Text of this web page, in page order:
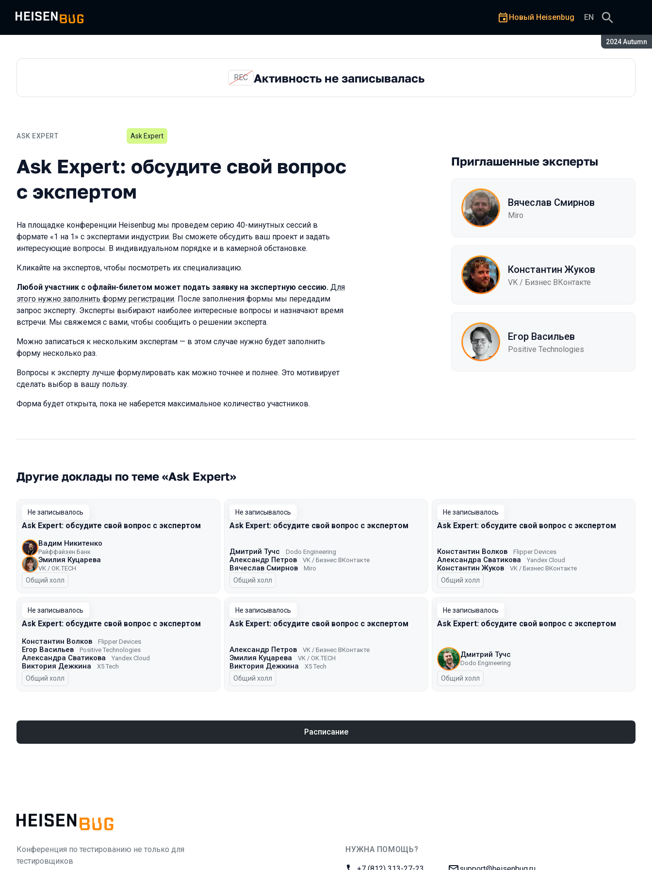
Сезон:
2024 Autumn
Новый Heisenbug EN
REC Активность не записывалась
ASK EXPERT
Ask Expert: обсудите свой вопрос с экспертом
Ask Expert
Ask Expert: обсудите свой вопрос
с экспертом
На площадке конференции Heisenbug мы проведем серию 40-минутных сессий в
формате «1 на 1» с экспертами индустрии. Вы сможете обсудить ваш проект и задать
интересующие вопросы. В индивидуальном порядке и в камерной обстановке.
Кликайте на экспертов, чтобы посмотреть их специализацию.
Любой участник с офлайн-билетом может подать заявку на экспертную сессию. Для
этого нужно заполнить форму регистрации. После заполнения формы мы передадим
запрос эксперту. Эксперты выбирают наиболее интересные вопросы и назначают время
встречи. Мы свяжемся с вами, чтобы сообщить о решении эксперта.
Можно записаться к нескольким экспертам — в этом случае нужно будет заполнить
форму несколько раз.
Вопросы к эксперту лучше формулировать как можно точнее и полнее. Это мотивирует
сделать выбор в вашу пользу.
Форма будет открыта, пока не наберется максимальное количество участников.
Приглашенные эксперты
Вячеслав Смирнов
Miro
Константин Жуков
VK / Бизнес ВКонтакте
Егор Васильев
Positive Technologies
Другие доклады по теме «Ask Expert»
Не записывалось
Ask Expert: обсудите свой вопрос с экспертом
Вадим Никитенко
Райффайзен Банк
Эмилия Куцарева
VK / ОK.TECH
Общий холл
Не записывалось
Ask Expert: обсудите свой вопрос с экспертом
Дмитрий Тучс Dodo Engineering
Александр Петров VK / Бизнес ВКонтакте
Вячеслав Смирнов Miro
Общий холл
Не записывалось
Ask Expert: обсудите свой вопрос с экспертом
Константин Волков Flipper Devices
Александра Сватикова Yandex Cloud
Константин Жуков VK / Бизнес ВКонтакте
Общий холл
Не записывалось
Ask Expert: обсудите свой вопрос с экспертом
Константин Волков Flipper Devices
Егор Васильев Positive Technologies
Александра Сватикова Yandex Cloud
Виктория Дежкина X5 Tech
Общий холл
Не записывалось
Ask Expert: обсудите свой вопрос с экспертом
Александр Петров VK / Бизнес ВКонтакте
Эмилия Куцарева VK / ОK.TECH
Виктория Дежкина X5 Tech
Общий холл
Не записывалось
Ask Expert: обсудите свой вопрос с экспертом
Дмитрий Тучс
Dodo Engineering
Общий холл
Расписание
Конференция по тестированию не только для
тестировщиков
НУЖНА ПОМОЩЬ?